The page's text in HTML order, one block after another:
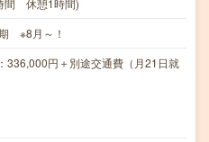
間 休憩1時間)
※8月～！
円＋別途交通費（月21日就